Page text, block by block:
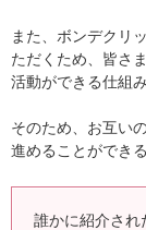
また、ボンデクリ
ただくため、皆さ
活動ができる仕組
そのため、お互い
進めることができる
誰かに紹介され